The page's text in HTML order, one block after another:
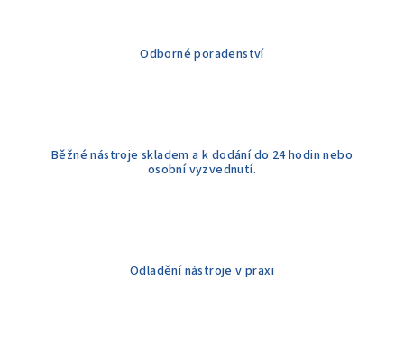
Odborné poradenství
Běžné nástroje skladem a k dodání do 24 hodin nebo
osobní vyzvednutí.
Odladění nástroje v praxi